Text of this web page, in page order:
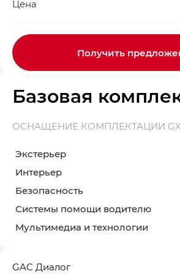
Цена
Получить
Базовая
ОСНАЩЕНИЕ КОМПЛЕКТАЦИИ GX
Экстерьер
Интерьер
Безопасность
Системы помощи водителю
Мультимедиа и технологии
GAC Диалог